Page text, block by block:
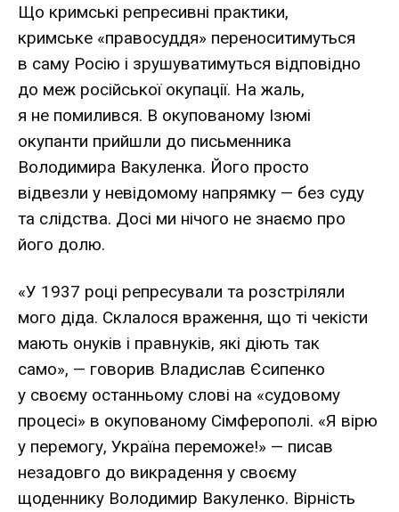
Що кримські репресивні практики,
кримське «правосуддя» переноситимуться
в саму Росію і зрушуватимуться відповідно
до меж російської окупації. На жаль,
я не помилився. В окупованому Ізюмі
окупанти прийшли до письменника
Володимира Вакуленка. Його просто
відвезли у невідомому напрямку — без суду
та слідства. Досі ми нічого не знаємо про
його долю.
«У 1937 році репресували та розстріляли
мого діда. Склалося враження, що ті чекісти
мають онуків і правнуків, які діють так
само», — говорив Владислав Єсипенко
у своєму останньому слові на «судовому
процесі» в окупованому Сімферополі. «Я вірю
у перемогу, Україна переможе!» — писав
незадовго до викрадення у своєму
щоденнику Володимир Вакуленко. Вірність